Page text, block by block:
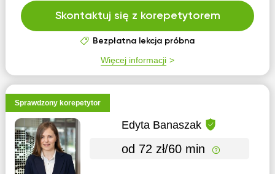
Skontaktuj się z korepetytorem
Bezpłatna lekcja próbna
Więcej informacji
Sprawdzony korepetytor
Edyta Banaszak
od 72 zł/60 min